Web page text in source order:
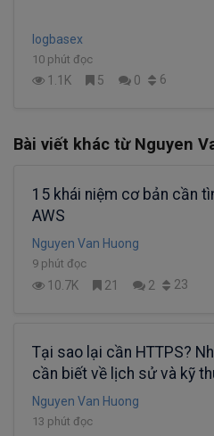
logbasex
10 phút đọc
1.1K 5 0 6
Bài viết khác từ Nguyen
15 khái niệm cơ bản cần
AWS
Nguyen Van Huong
9 phút đọc
10.7K 21 2 23
Tại sao lại cần HTTPS?
cần biết về lịch sử và kỹ
(phần 3)
Nguyen Van Huong
13 phút đọc